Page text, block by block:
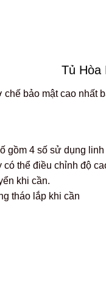
Tủ Hòa
bảo mật cao nhất
gồm 4 số sử dụng linh
thể điều chỉnh độ
khi cần.
tháo lắp khi cần